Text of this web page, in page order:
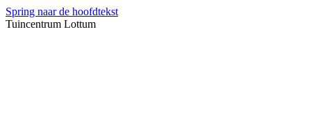
Spring naar de hoofdtekst
Tuincentrum Lottum